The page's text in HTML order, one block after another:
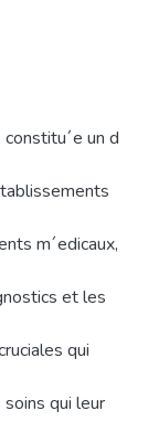
un d
m´edicaux,
et les
qui
qui leur